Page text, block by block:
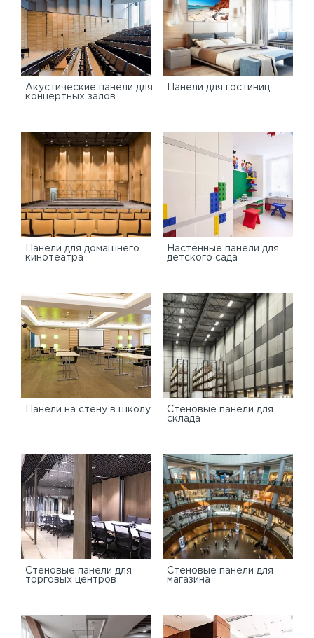
Акустические панели для
концертных залов
Панели для гостиниц
Панели для домашнего
кинотеатра
Настенные панели для
детского сада
Панели на стену в школу
Стеновые панели для
склада
Cтеновые панели для
торговых центров
Стеновые панели для
магазина